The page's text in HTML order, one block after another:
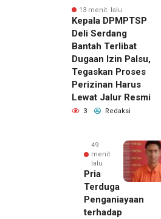
13 menit lalu
Kepala DPMPTSP
Deli Serdang
Bantah Terlibat
Dugaan Izin Palsu,
Tegaskan Proses
Perizinan Harus
Lewat Jalur Resmi
3 Redaksi
49
menit
lalu
Pria
Terduga
Penganiayaan
terhadap